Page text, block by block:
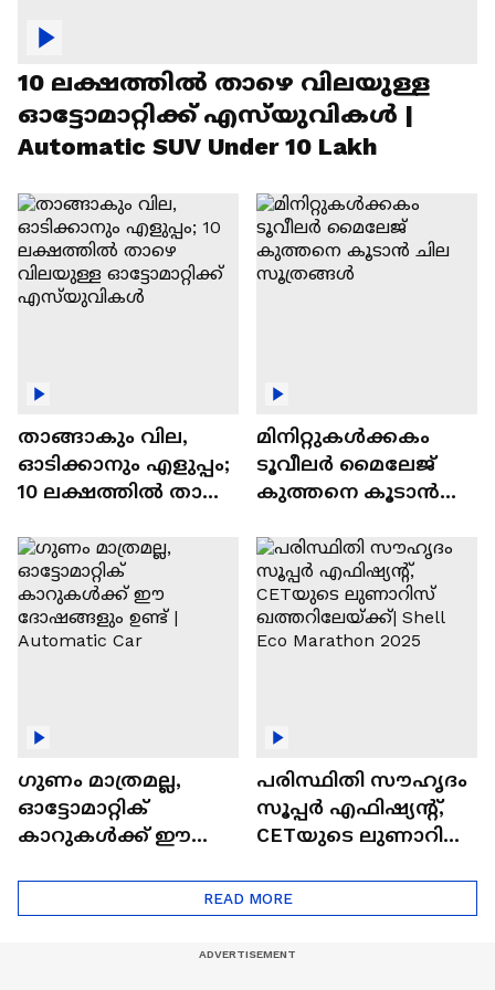
10 ലക്ഷത്തിൽ താഴെ വിലയുള്ള
ഓട്ടോമാറ്റിക്ക് എസ്‍യുവികൾ |
Automatic SUV Under 10 Lakh
താങ്ങാകും വില,
ഓടിക്കാനും എളുപ്പം;
10 ലക്ഷത്തിൽ താഴെ
ഓട്ടോമാറ്റിക്ക്
എസ്‍യുവികൾ
മിനിറ്റുകൾക്കകം
ടൂവീലർ മൈലേജ്
കുത്തനെ കൂടാൻ
ഗുണം മാത്രമല്ല,
ഓട്ടോമാറ്റിക്
കാറുകൾക്ക് ഈ
പരിസ്ഥിതി സൗഹൃദം
സൂപ്പർ എഫിഷ്യന്റ്,
CETയുടെ ലുണാറിസ്
Eco Marathon 2025
READ MORE